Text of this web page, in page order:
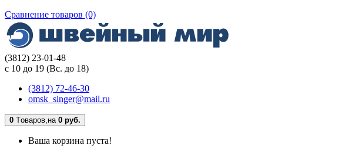
Сравнение товаров (0)
(3812) 23-01-48
с 10 до 19 (Вс. до 18)
(3812) 72-46-30
omsk_singer@mail.ru
0 Tоваров,на 0 руб.
Ваша корзина пуста!